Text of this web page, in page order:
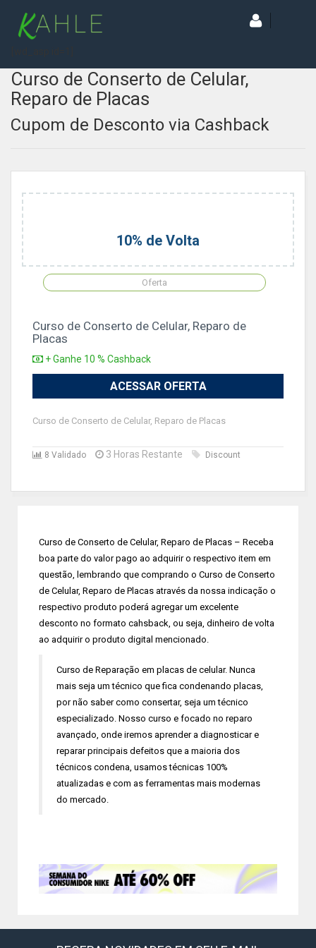
Curso de Conserto de Celular,
Reparo de Placas
Cupom de Desconto via Cashback
10% de Volta
Oferta
Curso de Conserto de Celular, Reparo de
Placas
+ Ganhe 10 % Cashback
ACESSAR OFERTA
Curso de Conserto de Celular, Reparo de Placas
8 Validado 3 Horas Restante Discount
Curso de Conserto de Celular, Reparo de Placas – Receba
boa parte do valor pago ao adquirir o respectivo item em
questão, lembrando que comprando o Curso de Conserto
de Celular, Reparo de Placas através da nossa indicação o
respectivo produto poderá agregar um excelente
desconto no formato cahsback, ou seja, dinheiro de volta
ao adquirir o produto digital mencionado.
Curso de Reparação em placas de celular. Nunca
mais seja um técnico que fica condenando placas,
por não saber como consertar, seja um técnico
especializado. Nosso curso e focado no reparo
avançado, onde iremos aprender a diagnosticar e
reparar principais defeitos que a maioria dos
técnicos condena, usamos técnicas 100%
atualizadas e com as ferramentas mais modernas
do mercado.